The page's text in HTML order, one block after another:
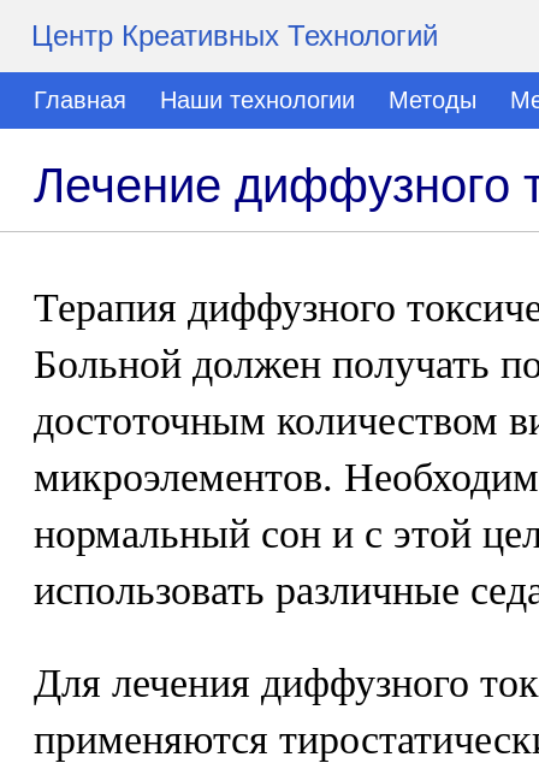
Центр Креативных Технологий
Главная Наши технологии Методы
Лечение диффузного
Терапия диффузного
Больной должен получать
достоточным количеством
микроэлементов.
нормальный сон и с этой
использовать различные
Для лечения диффузного
применяются